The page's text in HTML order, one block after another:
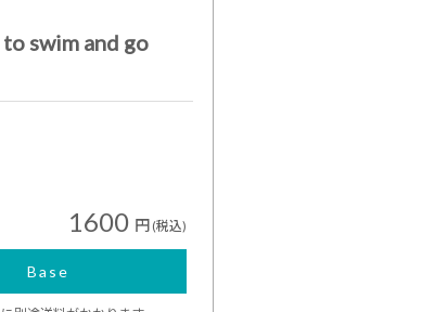
swim and go
1600 円(税込)
Base